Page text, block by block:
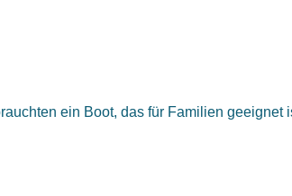
ein Boot, das für Familien